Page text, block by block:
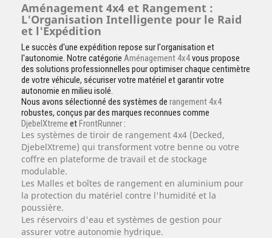
Aménagement 4x4 et Rangement :
L'Organisation Intelligente pour le Raid
et l'Expédition
Le succès d'une expédition repose sur l'organisation et
l'autonomie. Notre catégorie Aménagement 4x4vous propose
des solutions professionnelles pour optimiser chaque centimètre
de votre véhicule, sécuriser votre matériel et garantir votre
autonomie en milieu isolé.
Nous avons sélectionné des systèmes de rangement 4x4
robustes, conçus par des marques reconnues comme
DjebelXtreme etFrontRunner:
Les systèmes de tiroir de rangement 4x4 (Decked,
DjebelXtreme) qui transforment votre benne ou votre
coffre en plateforme de travail et de stockage
modulable.
Les Malles et boîtes de rangement en aluminium pour
la protection du matériel contre l'humidité et la
poussière.
Les réservoirs d'eau et systèmes de gestion pour
assurer votre autonomie hydrique.